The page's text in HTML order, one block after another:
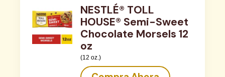
NESTLÉ® TOLL
HOUSE® Semi-Sweet
Chocolate Morsels 12
oz
(12 oz.)